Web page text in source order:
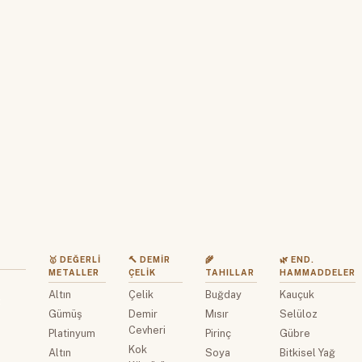
🥇 DEĞERLI
METALLER
Altın
Gümüş
Platinyum
Altın
🔨 DEMIR
ÇELIK
Çelik
Demir
Cevheri
Kok
🌾
TAHILLAR
Buğday
Mısır
Pirinç
Soya
🌿 END.
HAMMADDELER
Kauçuk
Selüloz
Gübre
Bitkisel Yağ